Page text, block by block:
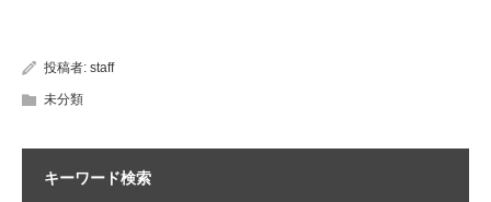
投稿者: staff
未分類
キーワード検索